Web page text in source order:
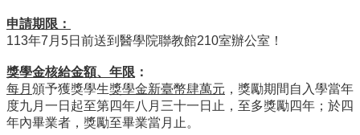
見
信
English
公
告
申請期限：
113年7月5日前送到醫學院聯教館210室辦公室！
獎學金核給金額、年限 ：
每月 頒予獲獎學生獎學金新臺幣肆萬元 ，獎勵期間自入學當年
度九月一日起至第四年八月三十一日止，至多獎勵四年；於四
年內畢業者，獎勵至畢業當月止。